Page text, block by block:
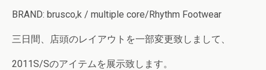
BRAND: brusco,k / multiple core/Rhythm Footwear
三日間、店頭のレイアウトを一部変更致しまして、
2011S/Sのアイテムを展示致します。